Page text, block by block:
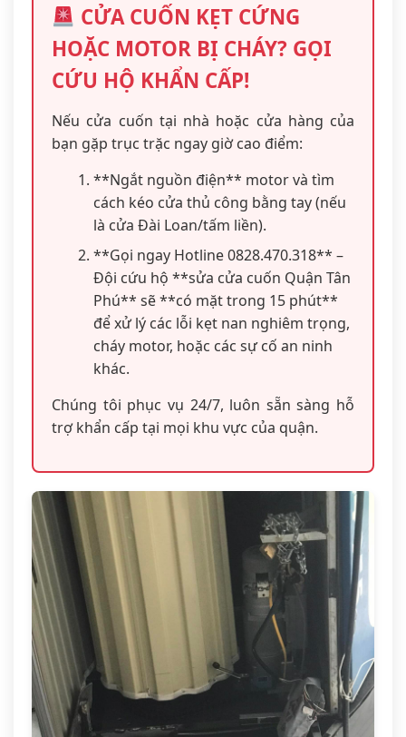
CỬA CUỐN KẸT CỨNG
HOẶC MOTOR BỊ CHÁY? GỌI
CỨU HỘ KHẨN CẤP!
Nếu cửa cuốn tại nhà hoặc cửa hàng của
bạn gặp trục trặc ngay giờ cao điểm:
**Ngắt nguồn điện** motor và tìm
cách kéo cửa thủ công bằng tay (nếu
là cửa Đài Loan/tấm liền).
**Gọi ngay Hotline 0828.470.318** –
Đội cứu hộ **sửa cửa cuốn Quận Tân
Phú** sẽ **có mặt trong 15 phút**
để xử lý các lỗi kẹt nan nghiêm trọng,
cháy motor, hoặc các sự cố an ninh
khác.
Chúng tôi phục vụ 24/7, luôn sẵn sàng hỗ
trợ khẩn cấp tại mọi khu vực của quận.